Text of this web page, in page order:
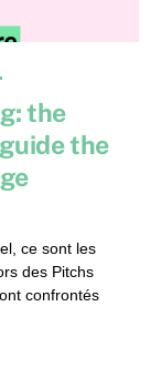
the
the
ce sont les
des Pitchs
confrontés